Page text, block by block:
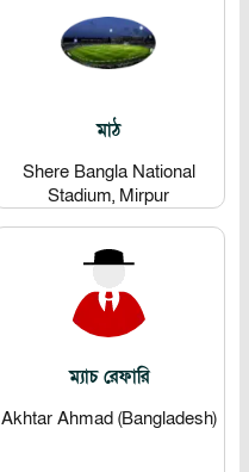
মাঠ
Shere Bangla National
Stadium, Mirpur
ম্যাচ রেফারি
Akhtar Ahmad (Bangladesh)